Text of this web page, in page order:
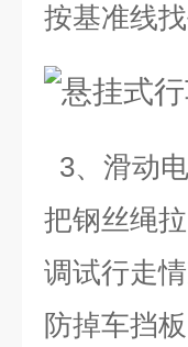
按基准线
3、滑动
把钢丝绳
调试行走
防掉车挡板